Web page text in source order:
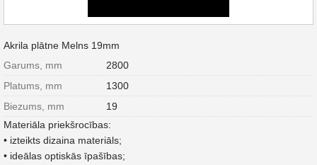
Akrila plātne Melns 19mm
Garums, mm
2800
Platums, mm
1300
Biezums, mm
19
Materiāla priekšrocības:
• izteikts dizaina materiāls;
• ideālas optiskās īpašības;